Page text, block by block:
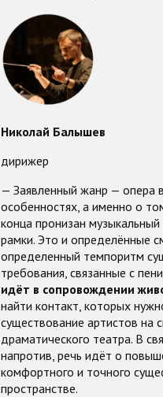
Николай Балышев
дирижер
— Заявленный жанр — опера
особенностях, а именно о
конца пронизан
рамки. Это и определённые
определенный темпоритм
требования, связанные с
идёт в сопровождении
найти контакт, которых
существование артистов на
драматического театра. В
напротив, речь идёт о
комфортного и точного
пространстве.